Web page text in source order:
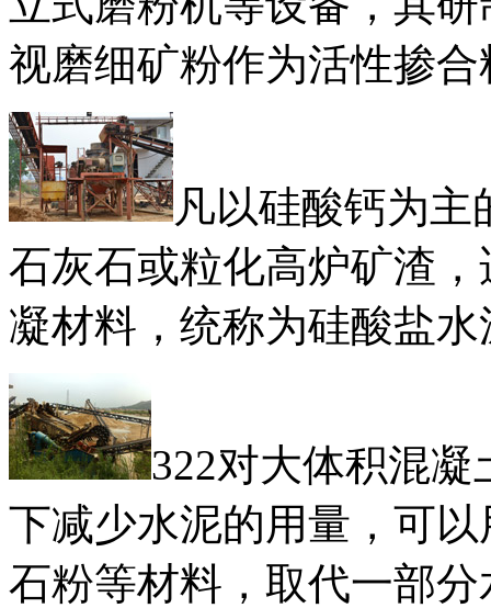
视磨细矿粉作为活性掺
凡以硅酸钙为主
石灰石或粒化高炉矿渣
凝材料，统称为硅酸盐
322对大体积混
下减少水泥的用量，可
石粉等材料，取代一部